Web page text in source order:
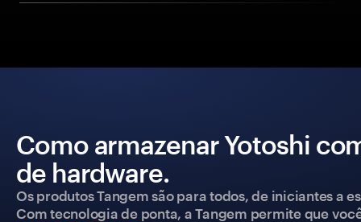
Como armazenar Yotoshi
de hardware.
Os produtos Tangem são para todos, de iniciantes a
Com tecnologia de ponta, a Tangem permite que